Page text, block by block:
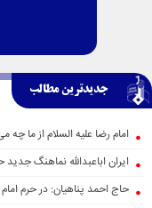
جدیدترین مطالب
امام رضا علیه السلام از ما
ایران اباعبدالله نماهنگ
حاج احمد پناهیان: در حرم